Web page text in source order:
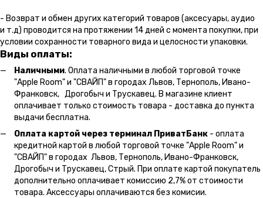
- Возврат и обмен других категорий товаров (аксесуары, аудио
и т.д) проводится на протяжении 14 дней с момента покупки, при
условии сохранности товарного вида и целосности упаковки.
Виды оплаты:
Наличными. Оплата наличными в любой торговой точке
"Apple Room" и "СВАЙП" в городах Львов, Тернополь, Ивано-
Франковск, Дрогобыч и Трускавец. В магазине клиент
оплачивает только стоимость товара - доставка до пункта
выдачи бесплатна.
Оплата картой через терминал ПриватБанк - оплата
кредитной картой в любой торговой точке "Apple Room" и
"СВАЙП" в городах Львов, Тернополь, Ивано-Франковск,
Дрогобыч и Трускавец, Стрый. При оплате картой покупатель
дополнительно оплачивает комиссию 2,7% от стоимости
товара. Аксессуары оплачиваются без комисии.